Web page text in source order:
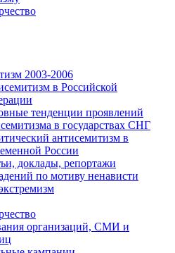
2003-2006
в Российской
тенденции проявлений
в государствах СНГ
антисемитизм в
России
доклады, репортажи
по мотиву ненависти
организаций, СМИ и